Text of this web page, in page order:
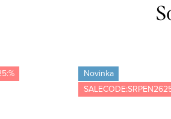
Novinka